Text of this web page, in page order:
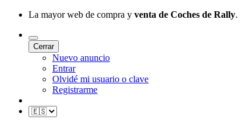
La mayor web de compra y venta de Coches de Rally.
Cerrar
Nuevo anuncio
Entrar
Olvidé mi usuario o clave
Registrarme